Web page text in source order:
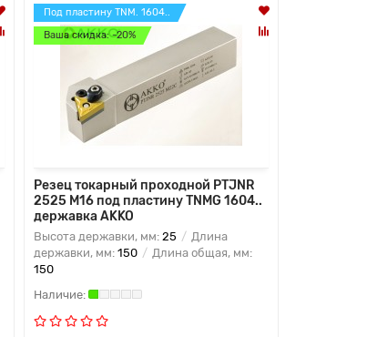
Под пластину TNM. 1604..
Ваша скидка: -20%
Резец токарный проходной PTJNR
2525 M16 под пластину TNMG 1604..
державка AKKO
Высота державки, мм: 25
Длина
державки, мм: 150
Длина общая, мм:
150